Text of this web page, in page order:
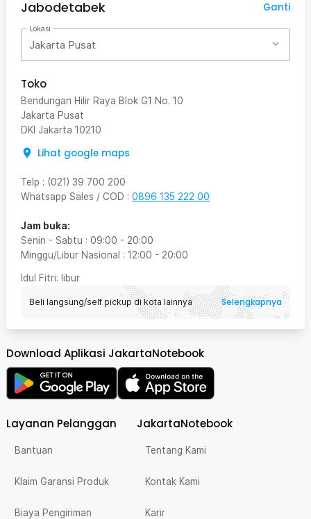
Jabodetabek
Ganti
Lokasi
Jakarta Pusat
Toko
Bendungan Hilir Raya Blok G1 No. 10
Jakarta Pusat
DKI Jakarta 10210
Lihat google maps
Telp : (021) 39 700 200
Whatsapp Sales / COD : 0896 135 222 00
Jam buka:
Senin - Sabtu : 09:00 - 20:00
Minggu/Libur Nasional : 12:00 - 20:00
Idul Fitri: libur
Beli langsung/self pickup di kota lainnya Selengkapnya
Download Aplikasi JakartaNotebook
Layanan Pelanggan
Bantuan
Klaim Garansi Produk
Biaya Pengiriman
JakartaNotebook
Tentang Kami
Kontak Kami
Karir